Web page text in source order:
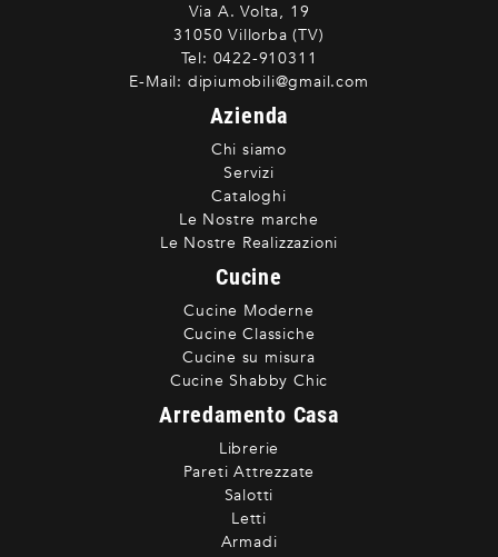
Via A. Volta, 19
31050 Villorba (TV)
Tel: 0422-910311
E-Mail: dipiumobili@gmail.com
Azienda
Chi siamo
Servizi
Cataloghi
Le Nostre marche
Le Nostre Realizzazioni
Cucine
Cucine Moderne
Cucine Classiche
Cucine su misura
Cucine Shabby Chic
Arredamento Casa
Librerie
Pareti Attrezzate
Salotti
Letti
Armadi